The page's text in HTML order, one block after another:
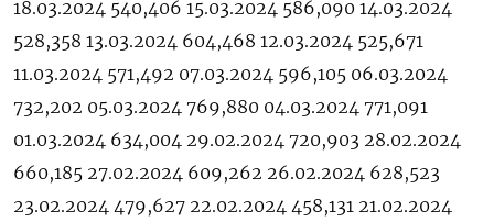
18.03.2024 540,406 15.03.2024 586,090 14.03.2024
528,358 13.03.2024 604,468 12.03.2024 525,671
11.03.2024 571,492 07.03.2024 596,105 06.03.2024
732,202 05.03.2024 769,880 04.03.2024 771,091
01.03.2024 634,004 29.02.2024 720,903 28.02.2024
660,185 27.02.2024 609,262 26.02.2024 628,523
23.02.2024 479,627 22.02.2024 458,131 21.02.2024